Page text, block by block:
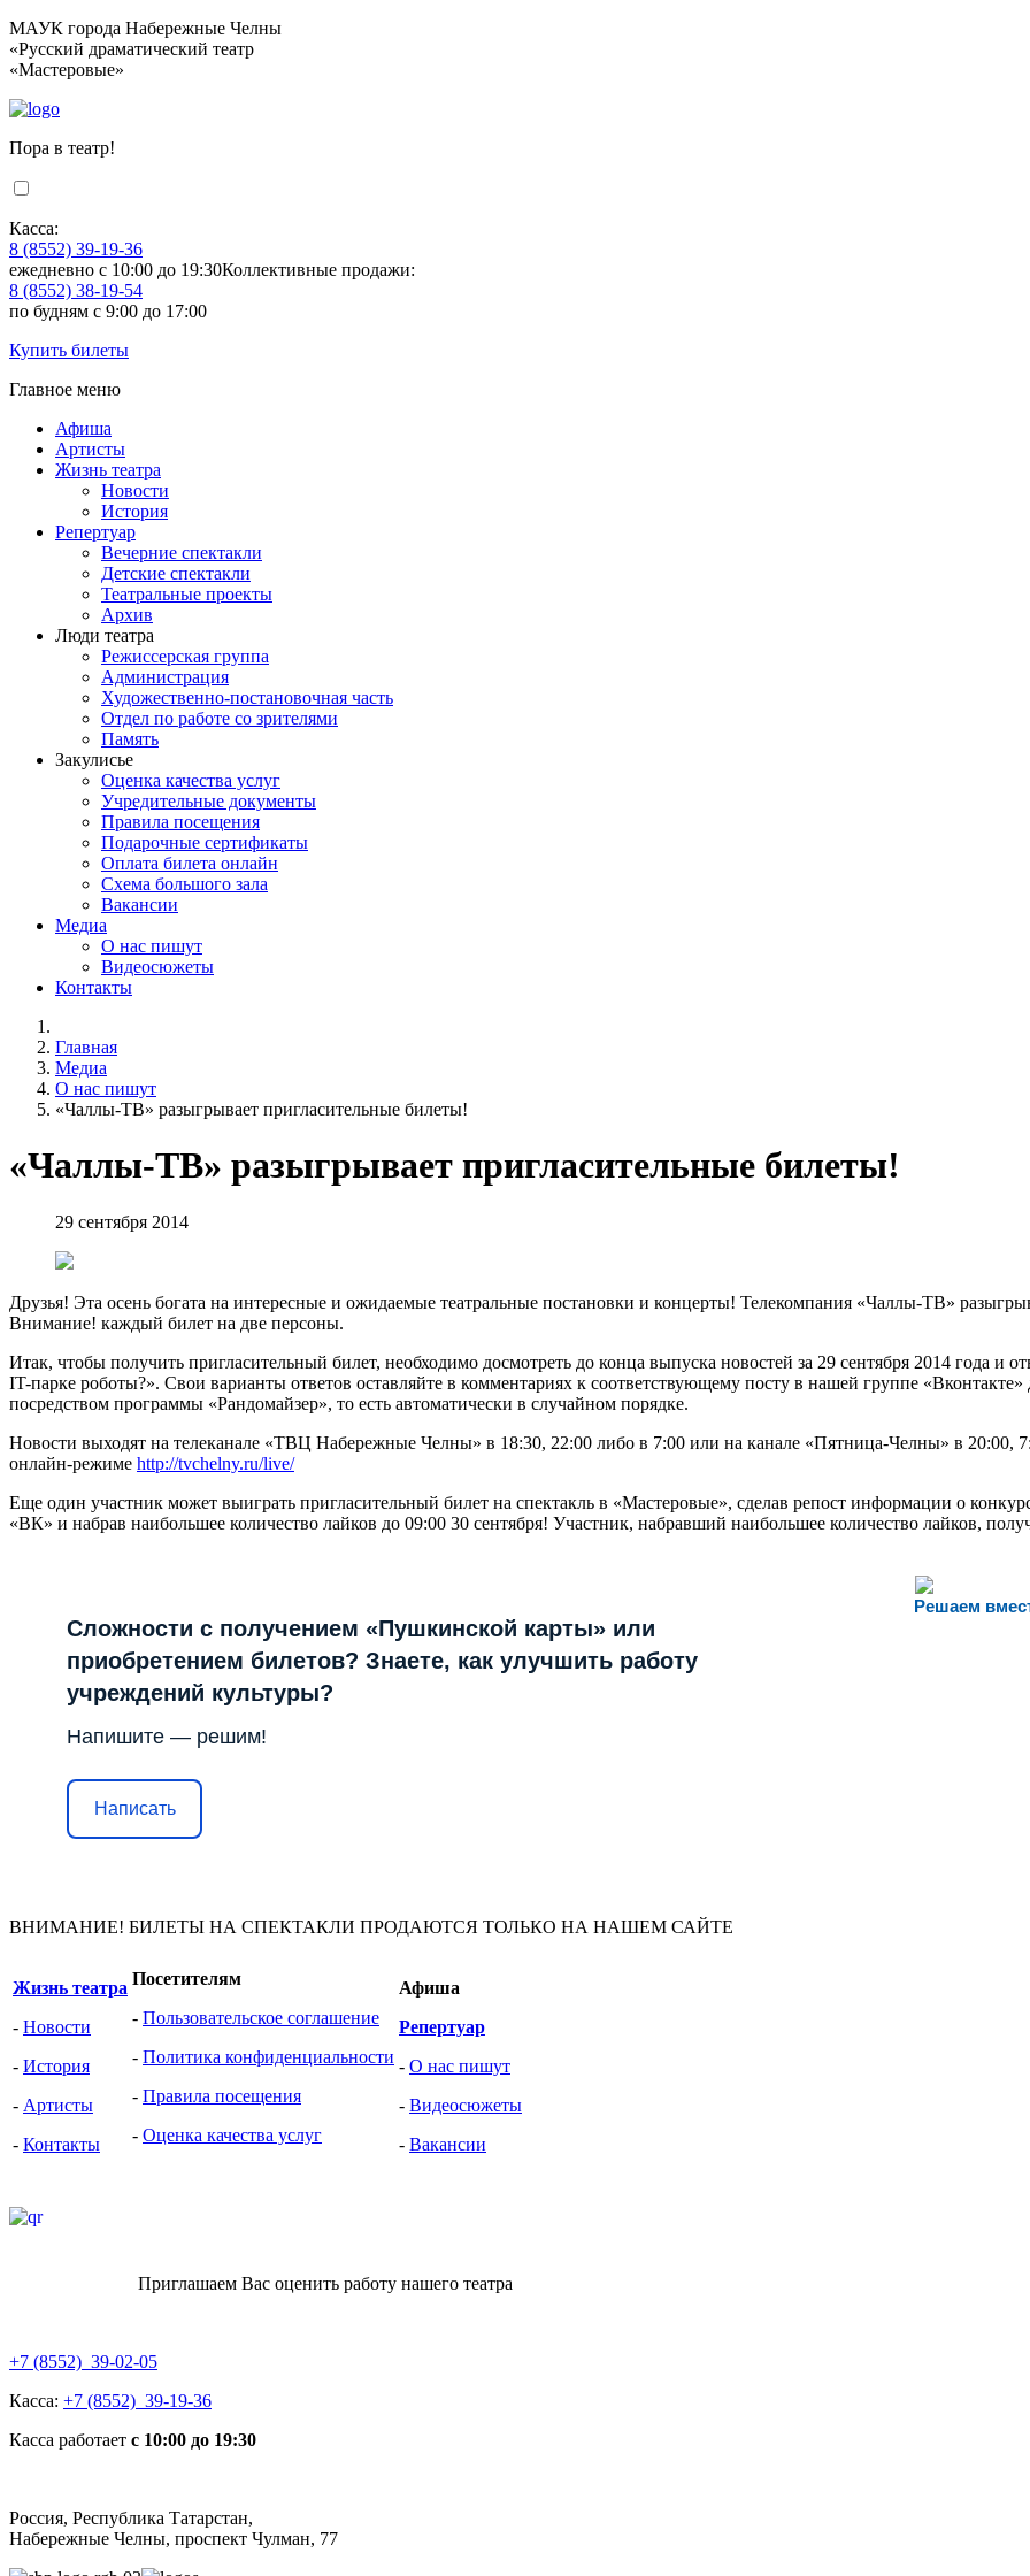
МАУК города Набережные Челны
«Русский драматический театр
«Мастеровые»
Пора в театр!
Касса:
8 (8552) 39-19-36
ежедневно с 10:00 до 19:30Коллективные продажи:
8 (8552) 38-19-54
по будням с 9:00 до 17:00
Купить билеты
Главное меню
Афиша
Артисты
Жизнь театра
Новости
История
Репертуар
Вечерние спектакли
Детские спектакли
Театральные проекты
Архив
Люди театра
Режиссерская группа
Администрация
Художественно-постановочная часть
Отдел по работе со зрителями
Память
Закулисье
Оценка качества услуг
Учредительные документы
Правила посещения
Подарочные сертификаты
Оплата билета онлайн
Схема большого зала
Вакансии
Медиа
О нас пишут
Видеосюжеты
Контакты
Главная
Медиа
О нас пишут
«Чаллы-ТВ» разыгрывает пригласительные билеты!
«Чаллы-ТВ» разыгрывает пригласительные билеты!
29 сентября 2014
Друзья! Эта осень богата на интересные и ожидаемые театральные постановки и концерты! Телекомпания «Чаллы-ТВ»
Внимание! каждый билет на две персоны.
Итак, чтобы получить пригласительный билет, необходимо досмотреть до конца выпуска новостей за 29 сентября 2014 года и
IT-парке роботы?». Свои варианты ответов оставляйте в комментариях к соответствующему посту в нашей группе
посредством программы «Рандомайзер», то есть автоматически в случайном порядке.
Новости выходят на телеканале «ТВЦ Набережные Челны» в 18:30, 22:00 либо в 7:00 или на канале «Пятница-Челны» в 20:00,
онлайн-режиме http://tvchelny.ru/live/
Еще один участник может выиграть пригласительный билет на спектакль в «Мастеровые», сделав репост информации о
«ВК» и набрав наибольшее количество лайков до 09:00 30 сентября! Участник, набравший наибольшее количество лайков,
Решаем
Сложности с получением «Пушкинской карты» или
приобретением билетов? Знаете, как улучшить работу
учреждений культуры?
Напишите — решим!
Написать
ВНИМАНИЕ! БИЛЕТЫ НА СПЕКТАКЛИ ПРОДАЮТСЯ ТОЛЬКО НА НАШЕМ САЙТЕ
Жизнь театра
- Новости
- История
- Артисты
- Контакты
Посетителям
- Пользовательское соглашение
- Политика конфиденциальности
- Правила посещения
- Оценка качества услуг
Афиша
Репертуар
- О нас пишут
- Видеоcюжеты
- Вакансии
Приглашаем Вас оценить работу нашего театра
+7 (8552) 39-02-05
Касса: +7 (8552) 39-19-36
Касса работает с 10:00 до 19:30
Россия, Республика Татарстан,
Набережные Челны, проспект Чулман, 77